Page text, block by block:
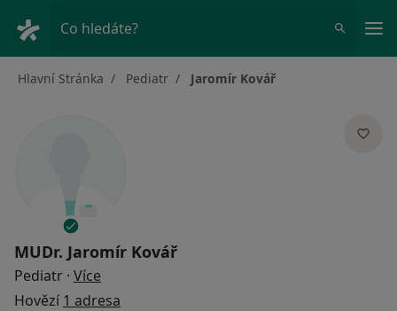
Co hledáte?
Hlavní Stránka Pediatr Jaromír Kovář
MUDr. Jaromír Kovář
Pediatr · Více
Hovězí 1 adresa